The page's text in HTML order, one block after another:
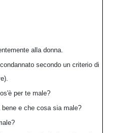
alla donna.
secondo un criterio di
per te male?
e che cosa sia male?